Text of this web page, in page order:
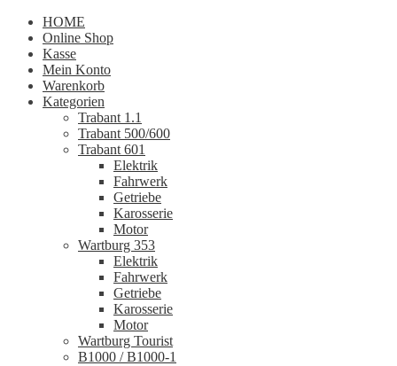
HOME
Online Shop
Kasse
Mein Konto
Warenkorb
Kategorien
Trabant 1.1
Trabant 500/600
Trabant 601
Elektrik
Fahrwerk
Getriebe
Karosserie
Motor
Wartburg 353
Elektrik
Fahrwerk
Getriebe
Karosserie
Motor
Wartburg Tourist
B1000 / B1000-1